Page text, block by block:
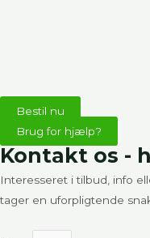
Bestil nu
Brug for hjælp?
Kontakt os -
Interesseret i tilbud, info
tager en uforpligtende